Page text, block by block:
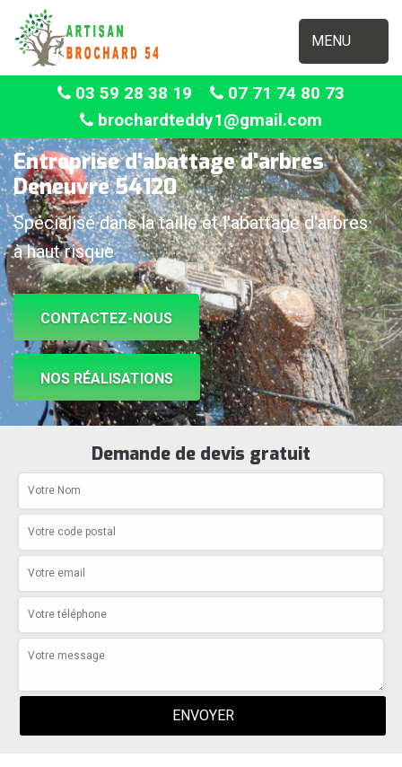
MENU
03 59 28 38 19
07 71 74 80 73
brochardteddy1@gmail.com
Entreprise d'abattage d'arbres
Deneuvre 54120
Spécialisé dans la taille et l'abattage d'arbres
à haut risque
CONTACTEZ-NOUS
NOS RÉALISATIONS
Demande de devis gratuit